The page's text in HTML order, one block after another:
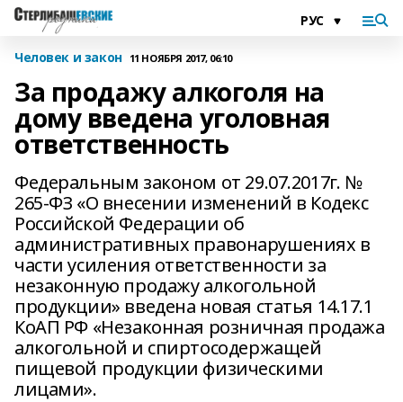
Человек и закон 11 НОЯБРЯ 2017, 06:10
За продажу алкоголя на
дому введена уголовная
ответственность
Федеральным законом от 29.07.2017г. №
265-ФЗ «О внесении изменений в Кодекс
Российской Федерации об
административных правонарушениях в
части усиления ответственности за
незаконную продажу алкогольной
продукции» введена новая статья 14.17.1
КоАП РФ «Незаконная розничная продажа
алкогольной и спиртосодержащей
пищевой продукции физическими
лицами».